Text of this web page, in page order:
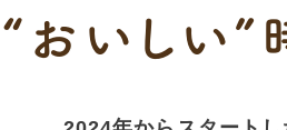
“おいしい”